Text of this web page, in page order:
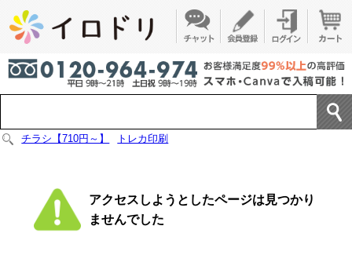
チラシ【710円～】 トレカ印刷
アクセスしようとしたページは見つかり
ませんでした